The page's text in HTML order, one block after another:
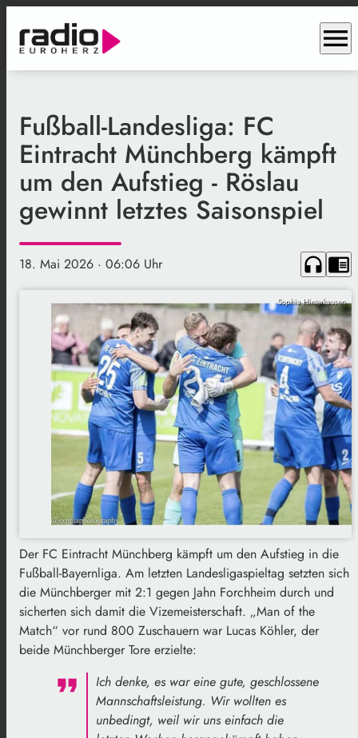
menu
Fußball-Landesliga: FC
Eintracht Münchberg kämpft
um den Aufstieg - Röslau
gewinnt letztes Saisonspiel
18. Mai 2026 · 06:06 Uhr headphones chrome_reader_mode
Sophia Hinterkausen
Der FC Eintracht Münchberg kämpft um den Aufstieg in die
Fußball-Bayernliga. Am letzten Landesligaspieltag setzten sich
die Münchberger mit 2:1 gegen Jahn Forchheim durch und
sicherten sich damit die Vizemeisterschaft. „Man of the
Match“ vor rund 800 Zuschauern war Lucas Köhler, der
beide Münchberger Tore erzielte:
Ich denke, es war eine gute, geschlossene
Mannschaftsleistung. Wir wollten es
unbedingt, weil wir uns einfach die